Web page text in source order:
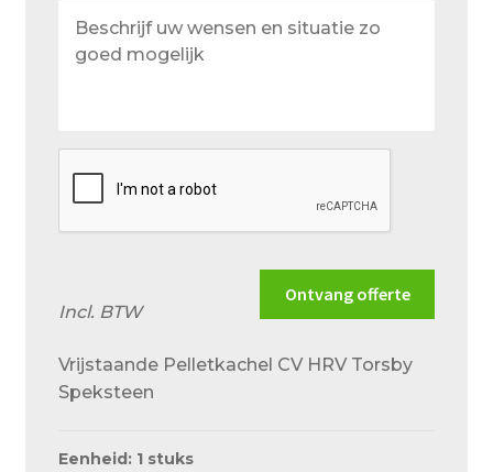
uw
wensen
Ontvang offerte
Incl. BTW
Vrijstaande Pelletkachel CV HRV Torsby
Speksteen
Eenheid: 1 stuks